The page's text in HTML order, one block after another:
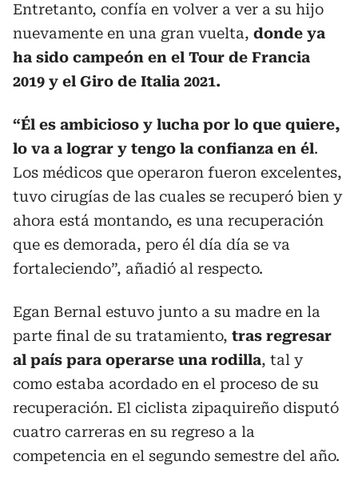
Entretanto, confía en volver a ver a su hijo
nuevamente en una gran vuelta, donde ya
ha sido campeón en el Tour de Francia
2019 y el Giro de Italia 2021.
“Él es ambicioso y lucha por lo que quiere,
lo va a lograr y tengo la confianza en él.
Los médicos que operaron fueron excelentes,
tuvo cirugías de las cuales se recuperó bien y
ahora está montando, es una recuperación
que es demorada, pero él día día se va
fortaleciendo”, añadió al respecto.
Egan Bernal estuvo junto a su madre en la
parte final de su tratamiento, tras regresar
al país para operarse una rodilla, tal y
como estaba acordado en el proceso de su
recuperación. El ciclista zipaquireño disputó
cuatro carreras en su regreso a la
competencia en el segundo semestre del año.